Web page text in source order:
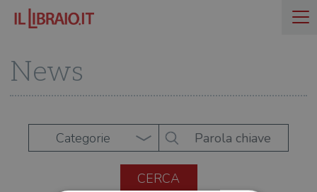
News
Categorie